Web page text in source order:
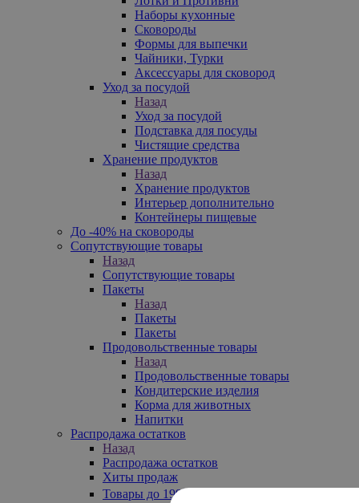
Наборы кухонные
Сковороды
Формы для выпечки
Чайники, Турки
Аксессуары для сковород
Уход за посудой
Назад
Уход за посудой
Подставка для посуды
Чистящие средства
Хранение продуктов
Назад
Хранение продуктов
Интерьер дополнительно
Контейнеры пищевые
До -40% на сковороды
Сопутствующие товары
Назад
Сопутствующие товары
Пакеты
Назад
Пакеты
Пакеты
Продовольственные товары
Назад
Продовольственные товары
Кондитерские изделия
Корма для животных
Напитки
Распродажа остатков
Назад
Распродажа остатков
Хиты продаж
Товары до 199₽